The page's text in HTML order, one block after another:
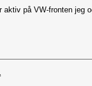
aktiv på VW-fronten jeg